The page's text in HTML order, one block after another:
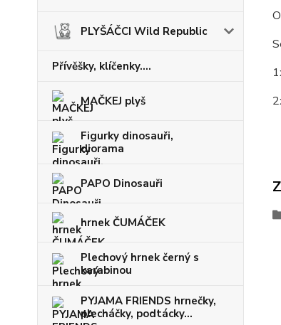
PLYŠÁČCI Wild Republic
Přívěšky, klíčenky....
MAČKEJ plyš
Figurky dinosauři,
diorama
PAPO Dinosauři
hrnek ČUMÁČEK
Plechový hrnek černý s
karabinou
PYJAMA FRIENDS hrnečky,
plecháčky, podtácky...